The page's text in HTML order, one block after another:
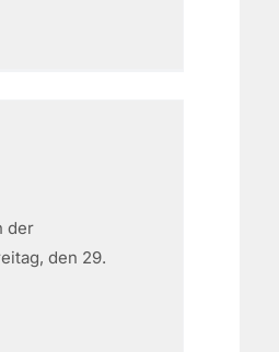
der
den 29.